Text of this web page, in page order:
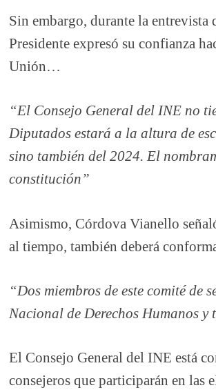
Sin embargo, durante la entrevista
Presidente expresó su confianza
Unión…
“El Consejo General del INE no
Diputados estará a la altura de
sino también del 2024. El
constitución”
Asimismo, Córdova Vianello
al tiempo, también deberá
“Dos miembros de este comité
Nacional de Derechos Humanos
El Consejo General del INE está
consejeros que participarán en las